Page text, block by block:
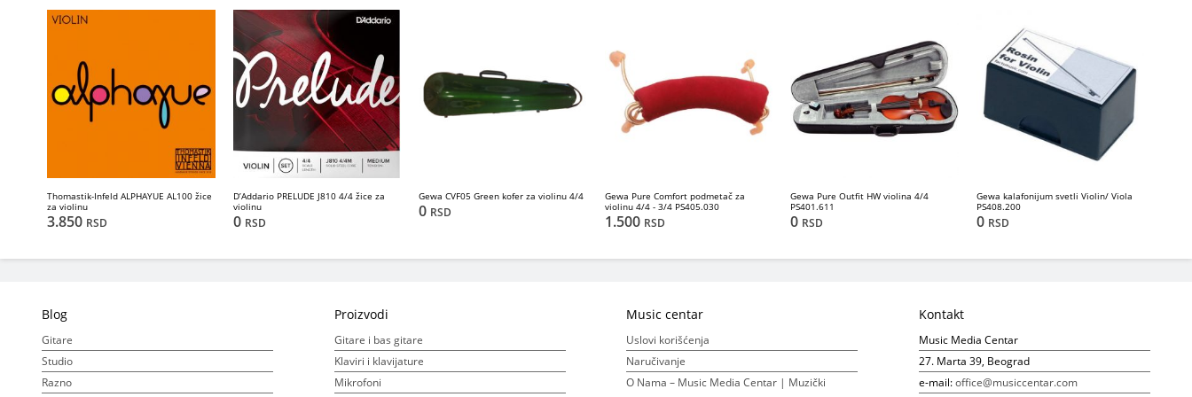
Thomastik-Infeld ALPHAYUE AL100 žice
za violinu
3.850 RSD
D’Addario PRELUDE J810 4/4 žice za
violinu
0 RSD
Gewa CVF05 Green kofer za violinu 4/4
0 RSD
Gewa Pure Comfort podmetač za
violinu 4/4 - 3/4 PS405.030
1.500 RSD
Gewa Pure Outfit HW violina 4/4
PS401.611
0 RSD
Gewa kalafonijum svetli Violin/ Viola
PS408.200
0 RSD
Blog
Gitare
Studio
Razno
Proizvodi
Gitare i bas gitare
Klaviri i klavijature
Mikrofoni
Music centar
Uslovi korišćenja
Naručivanje
O Nama – Music Media Centar | Muzički
Kontakt
Music Media Centar
27. Marta 39, Beograd
e-mail:office@musiccentar.com